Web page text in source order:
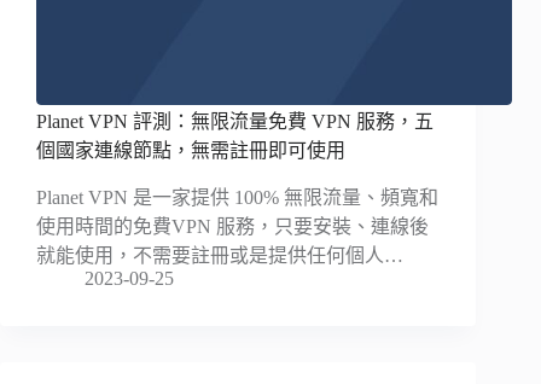
Planet VPN 評測：無限流量免費 VPN 服務，五
個國家連線節點，無需註冊即可使用
Planet VPN 是一家提供 100% 無限流量、頻寬和
使用時間的免費VPN 服務，只要安裝、連線後
就能使用，不需要註冊或是提供任何個人…
2023-09-25